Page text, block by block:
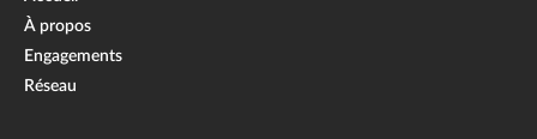
À propos
Engagements
Réseau